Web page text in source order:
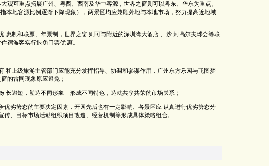
观可重点拓展广州、粤西、西南及华中客源，世界之窗则可以粤东、华东为重点。
本地客源比例逐渐下降现象），两景区均应兼顾外地与本地市场，努力提高近地域
惠制和联票、年票制，世界之窗 则可与附近的深圳湾大酒店 、沙 河高尔夫球会等联
宿游客实行退免门票优 惠。
和上级旅游主管部门应能充分发挥指导、协调和参谋作用，广州东方乐园与飞图梦
的雷同现象原应避免；
长避短，塑造不同形象，形成不同特色，造就共享共荣的市场关系；
劣势态的主要决定因素，开园先后也有一定影响。各景区应 认真进行优劣势态分
、目标市场活动组织项目改造、经营机制等形成具体策略组合。